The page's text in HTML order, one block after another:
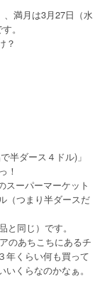
、満月は3月27日（水
。
？
半ダース４ドル)」
！
スーパーマーケット
（つまり半ダースだ
同じ）です。
のあちこちにあるチ
年くらい何も買って
くらなのかなぁ。